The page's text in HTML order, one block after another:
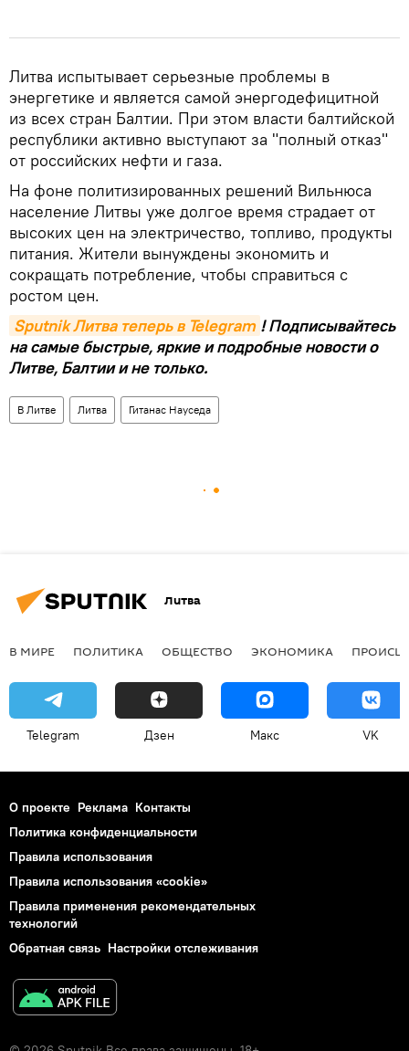
Литва испытывает серьезные проблемы в
энергетике и является самой энергодефицитной
из всех стран Балтии. При этом власти балтийской
республики активно выступают за "полный отказ"
от российских нефти и газа.
На фоне политизированных решений Вильнюса
население Литвы уже долгое время страдает от
высоких цен на электричество, топливо, продукты
питания. Жители вынуждены экономить и
сокращать потребление, чтобы справиться с
ростом цен.
Sputnik Литва теперь в Telegram ! Подписывайтесь
на самые быстрые, яркие и подробные новости о
Литве, Балтии и не только.
В Литве Литва Гитанас Науседа
Литва
В МИРЕ ПОЛИТИКА ОБЩЕСТВО ЭКОНОМИКА
Telegram Дзен Макс VK
О проекте Реклама Контакты
Политика конфиденциальности
Правила использования
Правила использования «cookie»
Правила применения рекомендательных
технологий
Обратная связь Настройки отслеживания